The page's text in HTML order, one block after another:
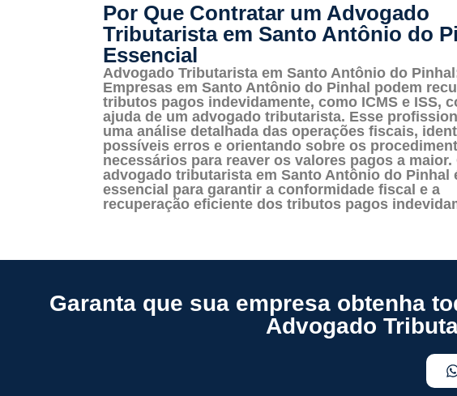
Por Que Contratar um Advogado
Tributarista em Santo Antônio do
Essencial
Advogado Tributarista em Santo Antônio do
Empresas em Santo Antônio do Pinhal podem
tributos pagos indevidamente, como ICMS e ISS,
ajuda de um advogado tributarista. Esse
uma análise detalhada das operações fiscais,
possíveis erros e orientando sobre os
necessários para reaver os valores pagos a maior.
advogado tributarista em Santo Antônio do Pinhal
essencial para garantir a conformidade fiscal e a
recuperação eficiente dos tributos pagos
Garanta que sua empresa obtenha
Advogado